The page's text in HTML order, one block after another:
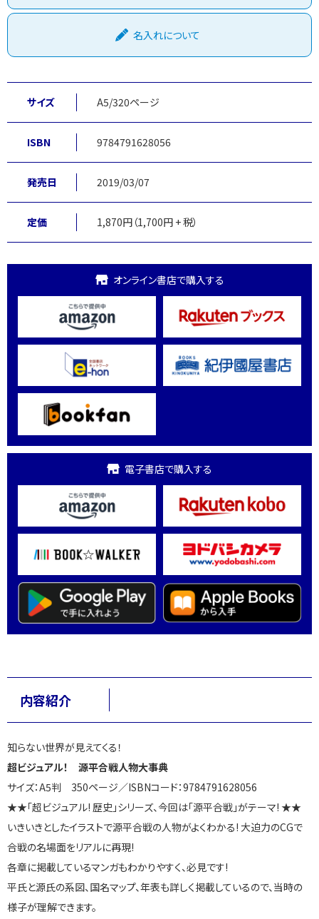
名入れについて
サイズ A5/320ページ
ISBN 9784791628056
発売日 2019/03/07
定価 1,870円（1,700円 + 税）
オンライン書店で購入する
電子書店で購入する
内容紹介
知らない世界が見えてくる！
超ビジュアル！ 源平合戦人物大事典
サイズ：A5判 350ページ／ISBNコード：9784791628056
★★「超ビジュアル! 歴史」シリーズ、今回は「源平合戦」がテーマ! ★★
いきいきとしたイラストで源平合戦の人物がよくわかる! 大迫力のCGで
合戦の名場面をリアルに再現!
各章に掲載しているマンガもわかりやすく、必見です!
平氏と源氏の系図、国名マップ、年表も詳しく掲載しているので、当時の
様子が理解できます。